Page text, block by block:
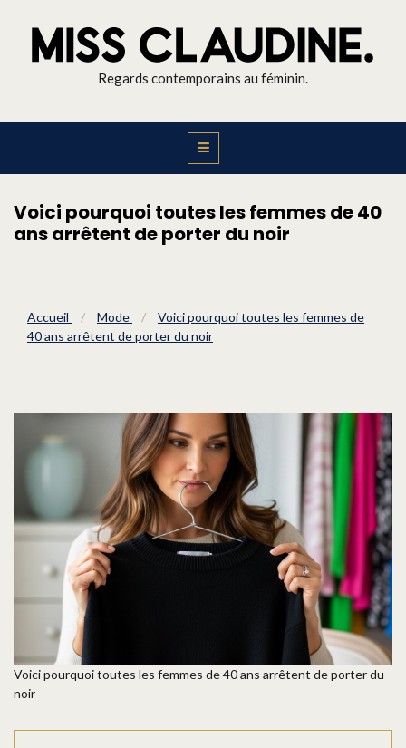
Regards contemporains au féminin.
Voici pourquoi toutes les femmes de 40
ans arrêtent de porter du noir
Accueil / Mode /
Voici pourquoi toutes les femmes de
40 ans arrêtent de porter du noir
Voici pourquoi toutes les femmes de 40 ans arrêtent de porter du
noir